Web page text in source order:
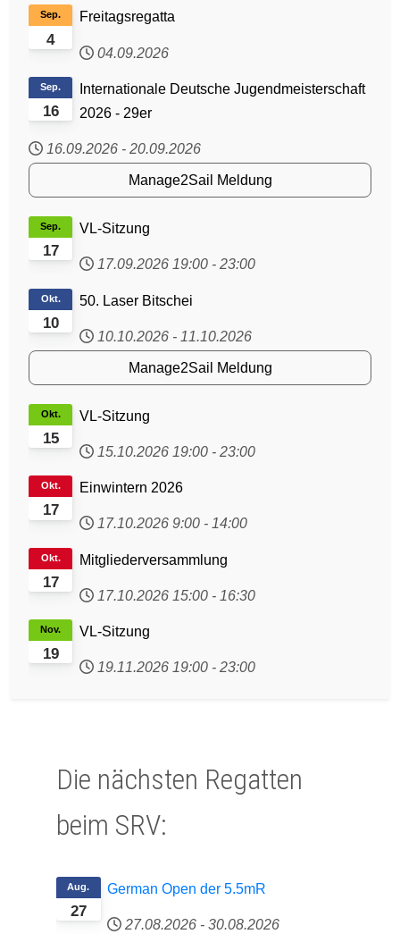
4
Sep. Freitagsregatta
04.09.2026
16
Sep.
Internationale Deutsche Jugendmeisterschaft
2026 - 29er
16.09.2026 - 20.09.2026
Manage2Sail Meldung
17
Sep. VL-Sitzung
17.09.2026 19:00 - 23:00
10
Okt. 50. Laser Bitschei
10.10.2026 - 11.10.2026
Manage2Sail Meldung
15
Okt. VL-Sitzung
15.10.2026 19:00 - 23:00
17
Okt. Einwintern 2026
17.10.2026 9:00 - 14:00
17
Okt. Mitgliederversammlung
17.10.2026 15:00 - 16:30
19
Nov. VL-Sitzung
19.11.2026 19:00 - 23:00
Die nächsten Regatten
beim SRV:
27
Aug. German Open der 5.5mR
27.08.2026 - 30.08.2026